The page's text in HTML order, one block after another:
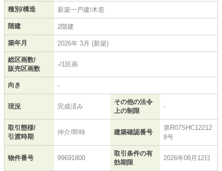
種別/構造 新築一戸建/木造
階建 2階建
築年月 2026年 3月 (新築)
総区画数/
販売区画数
-/1区画
向き -
現況 完成済み
その他の法令
上の制限
-
取引態様/
引渡時期
仲介/即時 建築確認番号
第R07SHC12212
8号
物件番号 99691800
取引条件の有
効期限
2026年08月12日